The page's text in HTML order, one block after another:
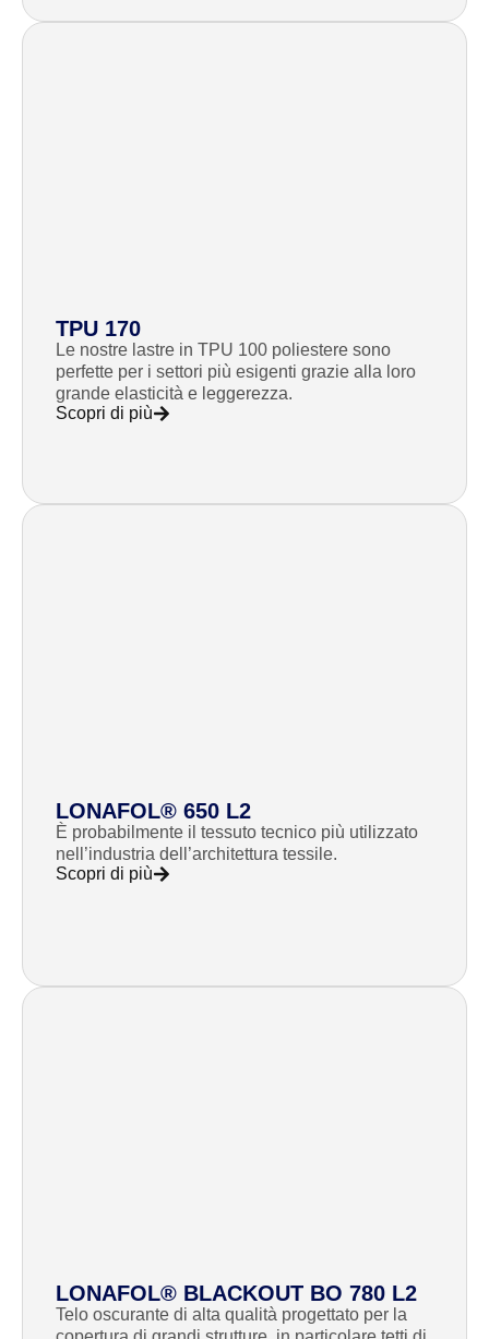
TPU 170
Le nostre lastre in TPU 100 poliestere sono
perfette per i settori più esigenti grazie alla loro
grande elasticità e leggerezza.
Scopri di più
LONAFOL® 650 L2
È probabilmente il tessuto tecnico più utilizzato
nell’industria dell’architettura tessile.
Scopri di più
LONAFOL® BLACKOUT BO 780 L2
Telo oscurante di alta qualità progettato per la